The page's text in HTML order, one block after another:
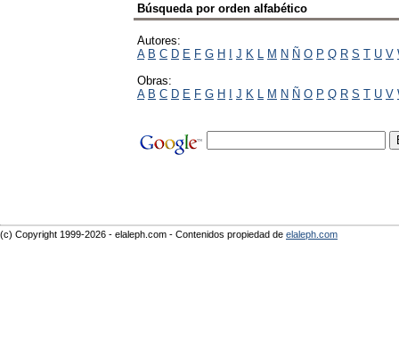
Búsqueda por orden alfabético
Autores:
A B C D E F G H I J K L M N Ñ O P Q R S T U V
Obras:
A B C D E F G H I J K L M N Ñ O P Q R S T U V
(c) Copyright 1999-2026 - elaleph.com - Contenidos propiedad de elaleph.com